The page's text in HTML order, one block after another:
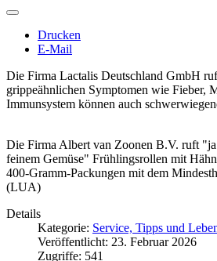
Drucken
E-Mail
Die Firma Lactalis Deutschland GmbH
grippeähnlichen Symptomen wie Fieber,
Immunsystem können auch
Die Firma Albert van Zoonen B.V. ruft
feinem Gemüse" Frühlingsrollen mit
400-Gramm-Packungen mit dem
(LUA)
Details
Kategorie: Service, Tipps und
Veröffentlicht: 23. Februar 2026
Zugriffe: 541